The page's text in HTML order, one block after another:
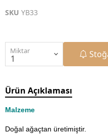
SKU YB33
Miktar
Ürün Açıklaması
Malzeme
Doğal ağaçtan üretimiştir.